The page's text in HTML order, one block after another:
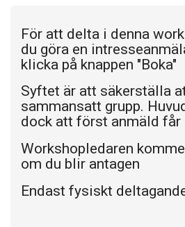
För att delta i denna
du göra en
klicka på knappen "Boka"
Syftet är att säkerställa
sammansatt grupp.
dock att först anmäld får
Workshopledaren
om du blir antagen
Endast fysiskt